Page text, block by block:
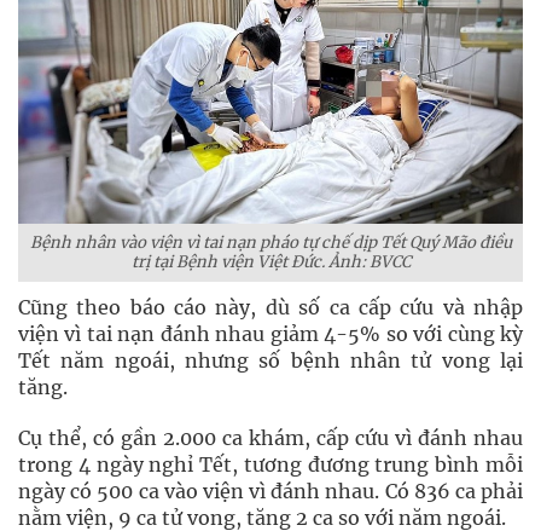
Bệnh nhân vào viện vì tai nạn pháo tự chế dịp Tết Quý Mão điều
trị tại Bệnh viện Việt Đức. Ảnh: BVCC
Cũng theo báo cáo này, dù số ca cấp cứu và nhập
viện vì tai nạn đánh nhau giảm 4-5% so với cùng kỳ
Tết năm ngoái, nhưng số bệnh nhân tử vong lại
tăng.
Cụ thể, có gần 2.000 ca khám, cấp cứu vì đánh nhau
trong 4 ngày nghỉ Tết, tương đương trung bình mỗi
ngày có 500 ca vào viện vì đánh nhau. Có 836 ca phải
nằm viện, 9 ca tử vong, tăng 2 ca so với năm ngoái.